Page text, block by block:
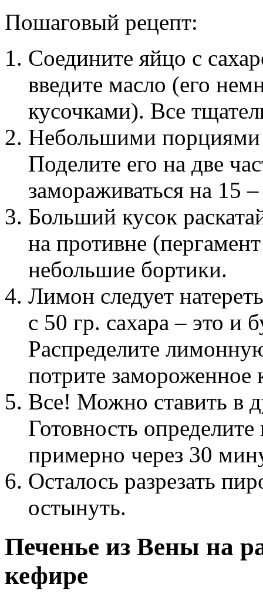
Пошаговый рецепт:
Соедините яйцо с
введите масло (его
кусочками). Все
Небольшими порциями
Поделите его на две
замораживаться на 15
Больший кусок
на противне
небольшие бортики.
Лимон следует
с 50 гр. сахара – это и
Распределите
потрите замороженное
Все! Можно ставить в
Готовность
примерно через 30
Осталось разрезать
остынуть.
Печенье из Вены на
кефире